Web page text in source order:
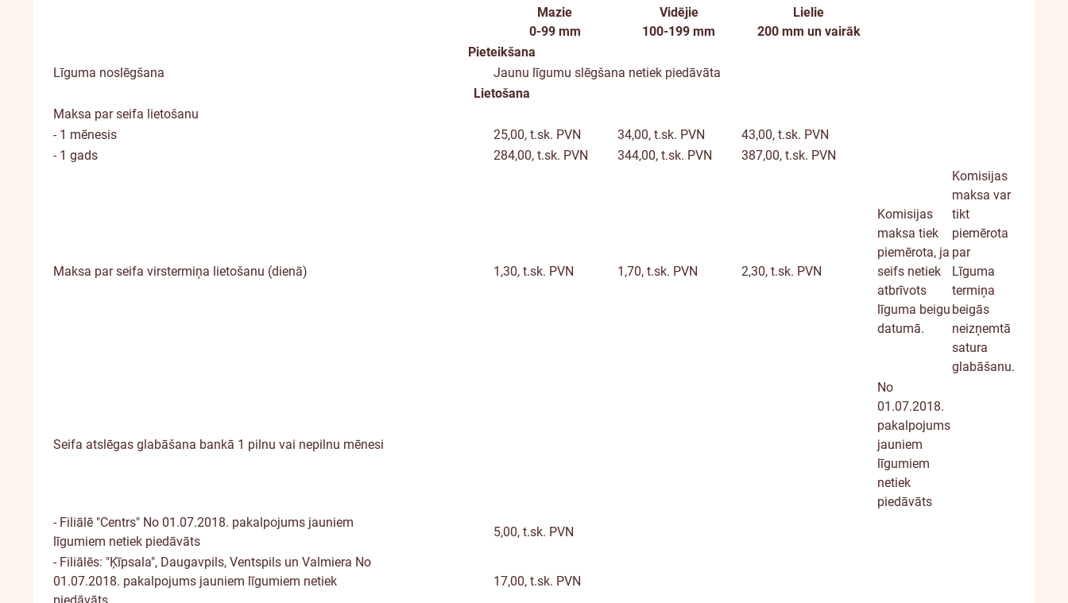
Mazie
0-99 mm
Vidējie
100-199 mm
Lielie
200 mm un vairāk
Pieteikšana
Līguma noslēgšana
Jaunu līgumu slēgšana netiek piedāvāta
Lietošana
Maksa par seifa lietošanu
- 1 mēnesis
25,00, t.sk. PVN 34,00, t.sk. PVN
43,00, t.sk. PVN
- 1 gads
284,00, t.sk. PVN 344,00, t.sk. PVN 387,00, t.sk. PVN
Maksa par seifa virstermiņa lietošanu (dienā) 1,30, t.sk. PVN 1,70, t.sk. PVN 2,30, t.sk. PVN
Komisijas
maksa tiek
piemērota, ja
seifs netiek
atbrīvots
līguma beigu
datumā.
Komisijas
maksa var
tikt
piemērota
par
Līguma
termiņa
beigās
neizņemtā
satura
glabāšanu.
Seifa atslēgas glabāšana bankā 1 pilnu vai nepilnu mēnesi
No
01.07.2018.
pakalpojums
jauniem
līgumiem
netiek
piedāvāts
- Filiālē "Centrs" No 01.07.2018. pakalpojums jauniem
līgumiem netiek piedāvāts
5,00, t.sk. PVN
- Filiālēs: "Ķīpsala", Daugavpils, Ventspils un Valmiera No
01.07.2018. pakalpojums jauniem līgumiem netiek
17,00, t.sk. PVN